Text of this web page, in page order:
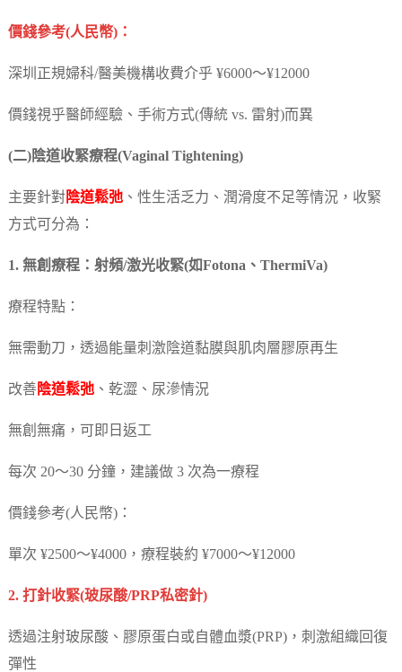
價錢參考(人民幣)：
深圳正規婦科/醫美機構收費介乎 ¥6000～¥12000
價錢視乎醫師經驗、手術方式(傳統 vs. 雷射)而異
(二)陰道收緊療程(Vaginal Tightening)
主要針對陰道鬆弛、性生活乏力、潤滑度不足等情況，收緊
方式可分為：
1. 無創療程：射頻/激光收緊(如Fotona、ThermiVa)
療程特點：
無需動刀，透過能量刺激陰道黏膜與肌肉層膠原再生
改善陰道鬆弛、乾澀、尿滲情況
無創無痛，可即日返工
每次 20～30 分鐘，建議做 3 次為一療程
價錢參考(人民幣)：
單次 ¥2500～¥4000，療程裝約 ¥7000～¥12000
2. 打針收緊(玻尿酸/PRP私密針)
透過注射玻尿酸、膠原蛋白或自體血漿(PRP)，刺激組織回復
彈性